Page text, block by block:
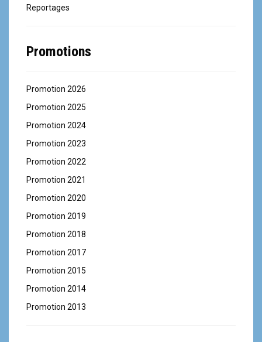
Reportages
Promotions
Promotion 2026
Promotion 2025
Promotion 2024
Promotion 2023
Promotion 2022
Promotion 2021
Promotion 2020
Promotion 2019
Promotion 2018
Promotion 2017
Promotion 2015
Promotion 2014
Promotion 2013